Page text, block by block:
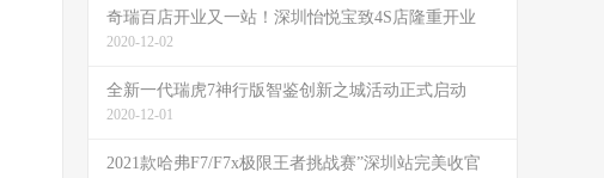
奇瑞百店开业又一站！深圳怡悦宝致4S店隆重开业
2020-12-02
全新一代瑞虎7神行版智鉴创新之城活动正式启动
2020-12-01
2021款哈弗F7/F7x极限王者挑战赛”深圳站完美收官